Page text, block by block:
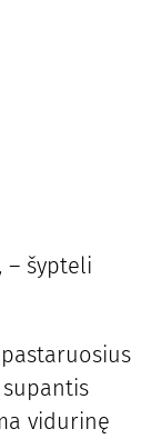
šypteli
vidurinę